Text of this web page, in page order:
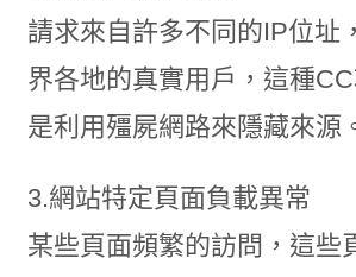
請求來自許多不同的IP位址
界各地的真實用戶，這種
是利用殭屍網路來隱藏來源
3.網站特定頁面負載異常
某些頁面頻繁的訪問，這些